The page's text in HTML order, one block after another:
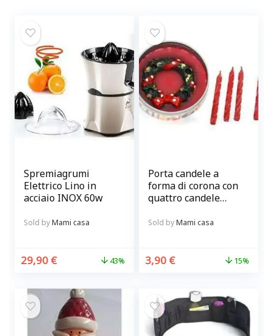
Spremiagrumi
Elettrico Lino in
acciaio INOX 60w
Sold byMami casa
29,90 € 43%
Porta candele a
forma di corona con
quattro candele
Sold byMami casa
3,90 € 15%